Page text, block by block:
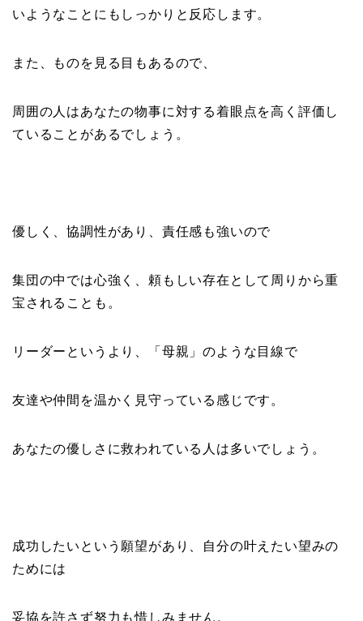
いようなことにもしっかりと反応します。
また、ものを見る目もあるので、
周囲の人はあなたの物事に対する着眼点を高く評価し
ていることがあるでしょう。
優しく、協調性があり、責任感も強いので
集団の中では心強く、頼もしい存在として周りから重
宝されることも。
リーダーというより、「母親」のような目線で
友達や仲間を温かく見守っている感じです。
あなたの優しさに救われている人は多いでしょう。
成功したいという願望があり、自分の叶えたい望みの
ためには
妥協を許さず努力も惜しみません。